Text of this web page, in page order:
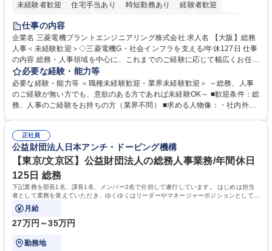
未経験者歓迎
住宅手当あり 時短勤務あり
経験者歓迎
退職金あり
駅近5分以内
土日祝休み 服装自由 寮・社宅あり 食事補助あり
仕事の内容
企業名 三菱電機プラントエンジニアリング株式会社 求人名 【大阪】総務
人事＜未経験歓迎＞◇三菱電機G・社会インフラを支える/年休127日 仕事
の内容 総務・人事領域を中心に、これまでのご経験に応じて幅広くお任せ
します。 ＜具体的には＞ ・総務/人事労務（給与・社保・勤怠管理など）
・採用・教育研修 ・福利厚生運用 など ※基本的には事務所勤務ですが、
採用や教育等の業務内容により、関西圏以外への日帰り・宿泊を伴う国内
出張もございます。 ※担当業務を持ちつつ、お互いに助け合いながら、総
必要な経験・能力等
必要な経験・能力等 ＜職種未経験歓迎・業界未経験歓迎＞ ～総務、人事
のご経験が無い方でも、意欲のある方であれば未経験OK～ ■歓迎条件：総
務、人事のご経験をお持ちの方（業界不問） ■求める人物像：・社内外の
正社員
公益財団法人日本アンチ・ドーピング機構
【東京/文京区】公益財団法人の総務人事業務/年間休日
125日 総務
下記業務を部長1名、課長1名、メンバー2名で分担して遂行しています。 はじめは担当
者として業務を覚えていただき、ゆくゆくはリーダーやマネージャーポジションとして活
躍いただくことを期待しています。
月給
27万円～35万円
勤務地